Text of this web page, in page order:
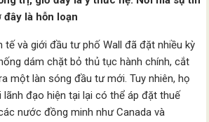
là hỗn loạn
tế và giới đầu tư phố Wall đã đặt nhiều kỳ
dám chặt bỏ thủ tục hành chính, cắt
một làn sóng đầu tư mới. Tuy nhiên, họ
lãnh đạo hiện tại lại có thể áp đặt thuế
nước đồng minh như Canada và